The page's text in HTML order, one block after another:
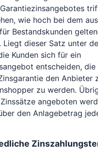
wie hoch bei dem
Bestandskunden
Liegt dieser Satz unter
Kunden sich für ein
entscheiden,
den Anbieter
zu werden.
angeboten
den Anlagebetrag